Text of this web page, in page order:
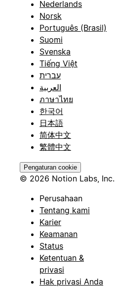
Nederlands
Norsk
Português (Brasil)
Suomi
Svenska
Tiếng Việt
עברית
العربية
ภาษาไทย
한국어
日本語
简体中文
繁體中文
Pengaturan cookie
© 2026 Notion Labs, Inc.
Perusahaan
Tentang kami
Karier
Keamanan
Status
Ketentuan &
privasi
Hak privasi Anda